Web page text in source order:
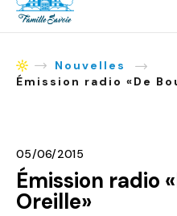
AccueilNouvelles
Émission radio «De
05/06/2015
Émission radio
Oreille»